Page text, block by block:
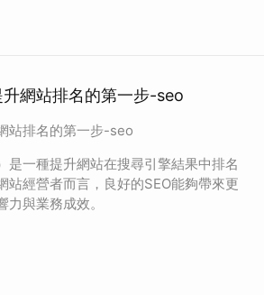
網站排名的第一步-seo
站排名的第一步-seo
是一種提升網站在搜尋引擎結果中排名
站經營者而言，良好的SEO能夠帶來更
與業務成效。